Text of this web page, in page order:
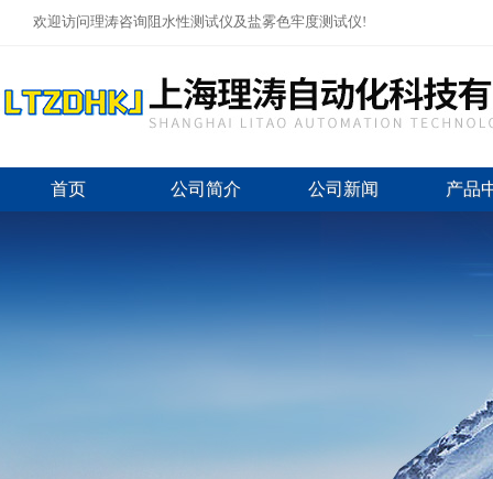
欢迎访问理涛咨询阻水性测试仪及盐雾色牢度测试仪!
首页 公司简介 公司新闻 产品